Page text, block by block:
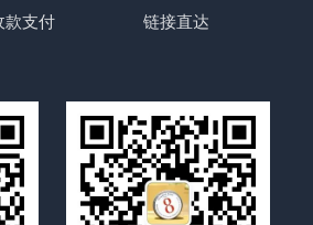
款支付 链接直达